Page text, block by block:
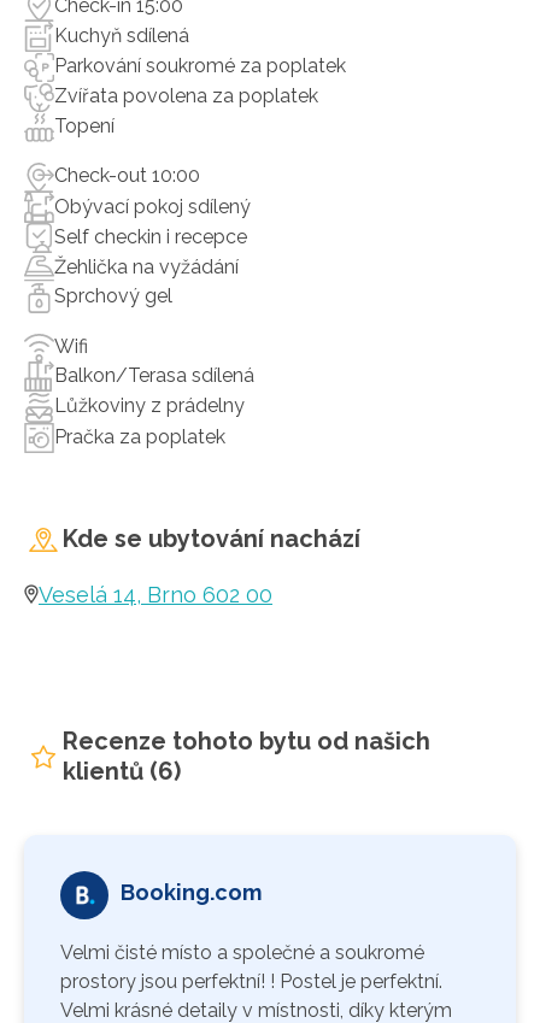
Check-in 15:00
Kuchyň sdílená
Parkování soukromé za poplatek
Zvířata povolena za poplatek
Topení
Check-out 10:00
Obývací pokoj sdílený
Self checkin i recepce
Žehlička na vyžádání
Sprchový gel
Wifi
Balkon/Terasa sdílená
Lůžkoviny z prádelny
Pračka za poplatek
Kde se ubytování nachází
Veselá 14, Brno 602 00
Recenze tohoto bytu od našich
klientů (6)
Booking.com
Velmi čisté místo a společné a soukromé
prostory jsou perfektní! ! Postel je perfektní.
Velmi krásné detaily v místnosti, díky kterým